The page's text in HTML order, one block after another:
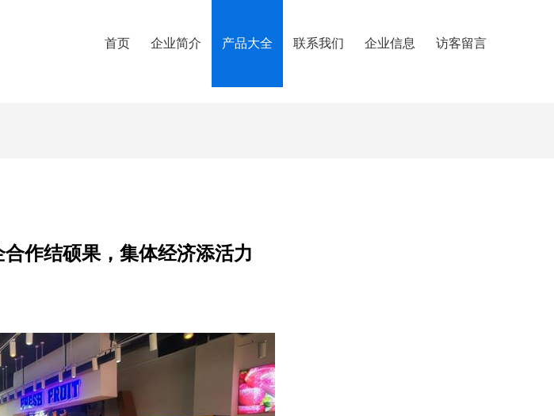
首页 企业简介 产品大全 联系我们 企业信息 访客留言
作结硕果，集体经济添活力